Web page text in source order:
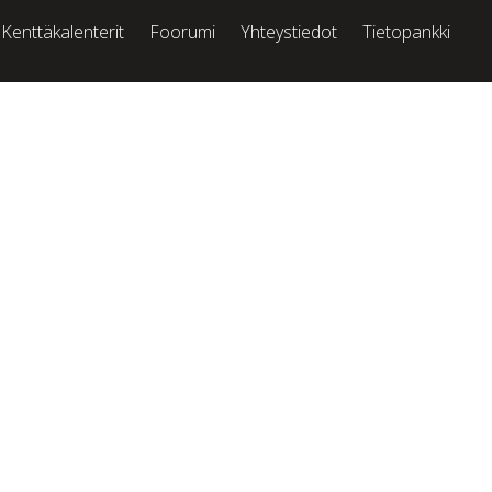
Kenttäkalenterit Foorumi Yhteystiedot Tietopankki